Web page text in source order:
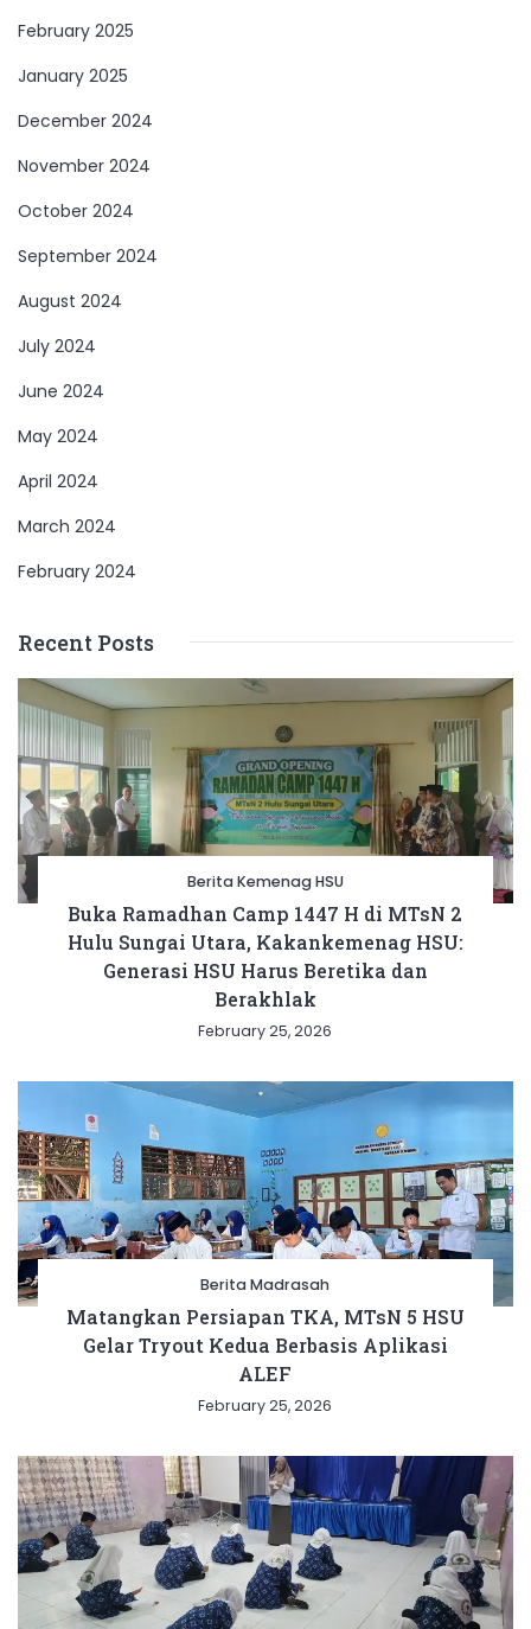
February 2025
January 2025
December 2024
November 2024
October 2024
September 2024
August 2024
July 2024
June 2024
May 2024
April 2024
March 2024
February 2024
Recent Posts
Berita Kemenag HSU
Buka Ramadhan Camp 1447 H di MTsN 2
Hulu Sungai Utara, Kakankemenag HSU:
Generasi HSU Harus Beretika dan
Berakhlak
February 25, 2026
Berita Madrasah
Matangkan Persiapan TKA, MTsN 5 HSU
Gelar Tryout Kedua Berbasis Aplikasi
ALEF
February 25, 2026